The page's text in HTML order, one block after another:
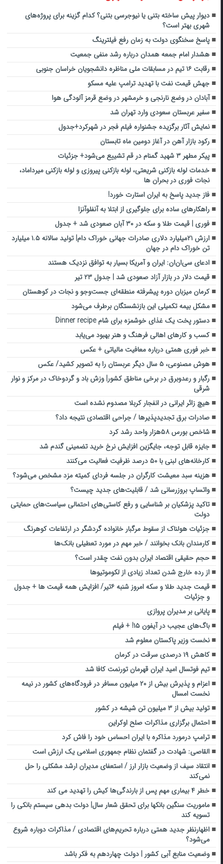
دیوار پیش ساخته بتنی یا نیوجرسی بتنی؟ کدام گزینه برای پروژه‌های
شهری بهتر است؟
پاسخ سخنگوی دولت به زمان رفع فیلترینگ
هشدار امام جمعه همدان درباره رشد منفی جمعیت
رقابت ۱۶ تیم در مسابقات ملی مناظره دانشجویان خراسان جنوبی
جهش قیمت نفت با تهدید ترامپ علیه مسکو
آبادان در وضع نارنجی و خرمشهر در وضع قرمز آلودگی هوا
سفیر عربستان سعودی وارد تهران شد
نمایش آثار برگزیده جشنواره فیلم فجر در شهرکرد+جدول
رکود بازار آهن در آغاز دومین ماه تابستان
پیکر مطهر ۳ شهید گمنام در قم تشییع می‌شود+ جزئیات
خدمات لوله بازکنی شریعتی، لوله بازکنی پیروزی و لوله بازکنی میرداماد،
نجات فوری در بحران ها
فاز جدید پاسخ به ایران استارت خورد!
راهکارهای ساده برای جلوگیری از ابتلا به آنفلوآنزا
فوری | قیمت طلا و سکه در ۳۰ آبان صعودی شد + جدول
ارزش ۲۱میلیارد دلاری صادرات جهانی خوراک دام| تولید سالانه ۱.۵ میلیارد
تن خوراک دام در جهان
ادعای سی‌ان‌ان: ایران و آمریکا بسیار به توافق نزدیک هستند
قیمت دلار در بازار آزاد صعودی شد | جدول ۲۳ تیر
کرمان میزبان دوره پیشرفته منطقه‌ای جست‌وجو و نجات در کوهستان
مشکل بیمه تکمیلی این بازنشستگان برطرف می‌شود
دستور پخت یک غذای خوشمزه برای شام Dinner recipe
کسب‌ و کارهای اهالی فرهنگ و هنر بهبود می‌یابد
خبر فوری همتی درباره معافیت مالیاتی + عکس
هوش مصنوعی، ۵ سال دیگر عربستان را به تصویر کشید/ عکس
رگبار و رعدوبرق در برخی مناطق کشور| وزش باد و گردوخاک در مرکز و نوار
شرقی
هیچ زائر ایرانی در انفجار کربلا مصدوم نشده است
صادرات برق تجدیدپذیرها / جراحی اقتصادی نتیجه داد؟
شاخص بورس ۵۸هزار واحد رشد کرد
جایزه قابل توجه، جایگزین افزایش نرخ خرید تضمینی گندم شد
کارخانه‌های لبنی با ۵۰ درصد ظرفیت فعالیت می‌کنند
هزینه سبد معیشت کارگران در جلسه فردای کمیته مزد مشخص می‌شود؟
واتساپ بروزرسانی شد / قابلیت‌های جدید چیست؟
تاکید پزشکیان بر شناسایی و رفع کاستی‌های احتمالی سیاست‌های حمایتی
دولت
جزئیات هولناک از سقوط مرگبار خانواده گردشگر در ارتفاعات کوهرنگ
کارمندان بانک بخوانند / خبر مهم در مورد تعطیلی بانک‌ها
حجم حقیقی اقتصاد ایران بدون نفت چقدر است؟
از رده خارج شدن تعداد زیادی از لکوموتیوها
قیمت جدید طلا و سکه امروز شنبه ۶تیر/ افزایش همه قیمت ها + جدول
و جزئیات
پایانی بر مدیران پروازی
باگ‌های عجیب در آیفون ۱۵! + فیلم
نخست وزیر پاکستان معلوم شد
کاهش ۱۹ درصدی سرقت در کرمان
تیم فوتسال امید ایران قهرمان تورنمت کافا شد
اعزام و پذیرش بیش از ۲۰ میلیون مسافر در فرودگاه‌های کشور در نیمه
نخست امسال
تولید بیش از ۳ میلیون تن شیشه در کشور
احتمال برگزاری مذاکرات صلح اوکراین
ترامپ درمورد مذاکره با ایران احساس خود را فاش کرد
القاصی: شهادت در گفتمان نظام جمهوری اسلامی یک ارزش است
انتقاد سیف از وضعیت بازار ارز / استعفای مدیران ارشد مشکلی را حل
نمی‌کند
خطر ۴ بیماری مهم پس از بارندگی‌ها کیش را تهدید می کند
ماموریت سنگین بانکها برای تحقق شعار سال| دولت بدهی سیستم بانکی را
تسویه کند
اظهارنظر جدید همتی درباره تحریم‌های اقتصادی / مذاکرات دوباره شروع
می‌شود؟
وضعیت منابع آبی کشور | دولت چهاردهم به فکر باشد